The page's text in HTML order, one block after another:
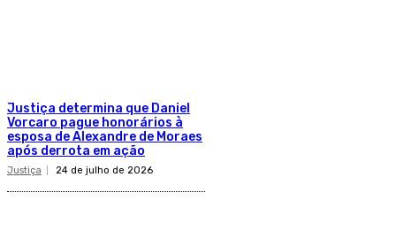
Justiça determina que Daniel
Vorcaro pague honorários à
esposa de Alexandre de Moraes
após derrota em ação
Justiça 24 de julho de 2026